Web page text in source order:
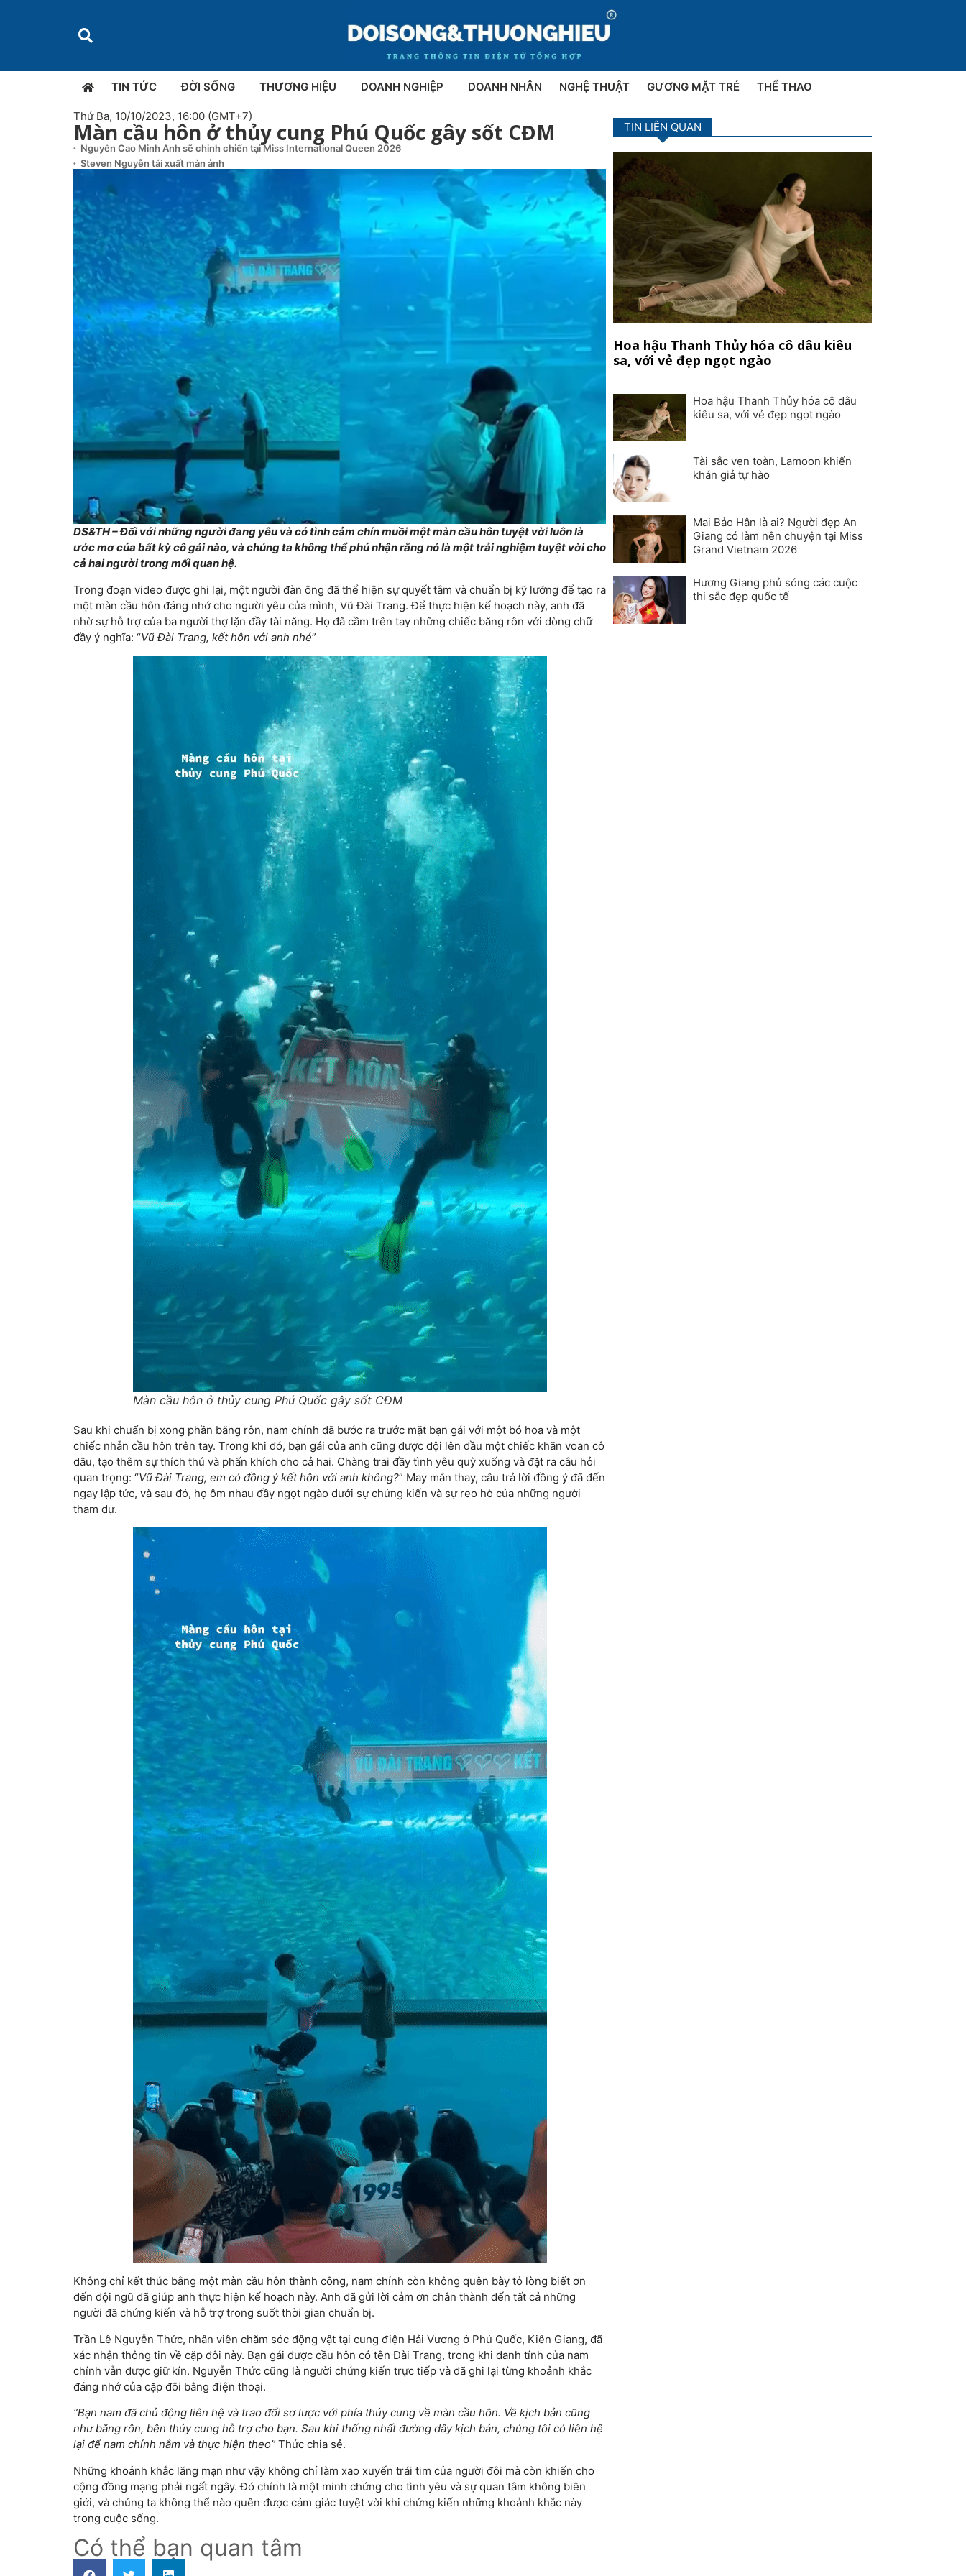
TIN TỨC ĐỜI SỐNG THƯƠNG HIỆU DOANH NGHIỆP DOANH NHÂN NGHỆ THUẬT GƯƠNG MẶT TRẺ THỂ THAO
Thứ Ba, 10/10/2023, 16:00 (GMT+7)
Màn cầu hôn ở thủy cung Phú Quốc gây sốt CĐM
Nguyễn Cao Minh Anh sẽ chinh chiến tại Miss International Queen 2026
Steven Nguyễn tái xuất màn ảnh
DS&TH – Đối với những người đang yêu và có tình cảm chín muồi một màn cầu hôn tuyệt vời luôn là
ước mơ của bất kỳ cô gái nào, và chúng ta không thể phủ nhận rằng nó là một trải nghiệm tuyệt vời cho
cả hai người trong mối quan hệ.
Trong đoạn video được ghi lại, một người đàn ông đã thể hiện sự quyết tâm và chuẩn bị kỹ lưỡng để tạo ra
một màn cầu hôn đáng nhớ cho người yêu của mình, Vũ Đài Trang. Để thực hiện kế hoạch này, anh đã
nhờ sự hỗ trợ của ba người thợ lặn đầy tài năng. Họ đã cầm trên tay những chiếc băng rôn với dòng chữ
đầy ý nghĩa: “Vũ Đài Trang, kết hôn với anh nhé”
Màn cầu hôn ở thủy cung Phú Quốc gây sốt CĐM
Sau khi chuẩn bị xong phần băng rôn, nam chính đã bước ra trước mặt bạn gái với một bó hoa và một
chiếc nhẫn cầu hôn trên tay. Trong khi đó, bạn gái của anh cũng được đội lên đầu một chiếc khăn voan cô
dâu, tạo thêm sự thích thú và phấn khích cho cả hai. Chàng trai đầy tình yêu quỳ xuống và đặt ra câu hỏi
quan trọng: “Vũ Đài Trang, em có đồng ý kết hôn với anh không?” May mắn thay, câu trả lời đồng ý đã đến
ngay lập tức, và sau đó, họ ôm nhau đầy ngọt ngào dưới sự chứng kiến và sự reo hò của những người
tham dự.
Không chỉ kết thúc bằng một màn cầu hôn thành công, nam chính còn không quên bày tỏ lòng biết ơn
đến đội ngũ đã giúp anh thực hiện kế hoạch này. Anh đã gửi lời cảm ơn chân thành đến tất cả những
người đã chứng kiến và hỗ trợ trong suốt thời gian chuẩn bị.
Trần Lê Nguyễn Thức, nhân viên chăm sóc động vật tại cung điện Hải Vương ở Phú Quốc, Kiên Giang, đã
xác nhận thông tin về cặp đôi này. Bạn gái được cầu hôn có tên Đài Trang, trong khi danh tính của nam
chính vẫn được giữ kín. Nguyễn Thức cũng là người chứng kiến trực tiếp và đã ghi lại từng khoảnh khắc
đáng nhớ của cặp đôi bằng điện thoại.
“Bạn nam đã chủ động liên hệ và trao đổi sơ lược với phía thủy cung về màn cầu hôn. Về kịch bản cũng
như băng rôn, bên thủy cung hỗ trợ cho bạn. Sau khi thống nhất đường dây kịch bản, chúng tôi có liên hệ
lại để nam chính nắm và thực hiện theo” Thức chia sẻ.
Những khoảnh khắc lãng mạn như vậy không chỉ làm xao xuyến trái tim của người đôi mà còn khiến cho
cộng đồng mạng phải ngất ngây. Đó chính là một minh chứng cho tình yêu và sự quan tâm không biên
giới, và chúng ta không thể nào quên được cảm giác tuyệt vời khi chứng kiến những khoảnh khắc này
trong cuộc sống.
Có thể bạn quan tâm
TIN LIÊN QUAN
Hoa hậu Thanh Thủy hóa cô dâu kiêu
sa, với vẻ đẹp ngọt ngào
Hoa hậu Thanh Thủy hóa cô dâu
kiêu sa, với vẻ đẹp ngọt ngào
Tài sắc vẹn toàn, Lamoon khiến
khán giả tự hào
Mai Bảo Hân là ai? Người đẹp An
Giang có làm nên chuyện tại Miss
Grand Vietnam 2026
Hương Giang phủ sóng các cuộc
thi sắc đẹp quốc tế